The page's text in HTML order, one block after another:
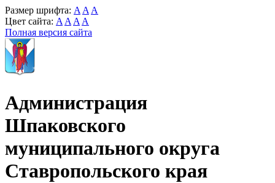
Размер шрифта: A A A
Цвет сайта: A A A A
Полная версия сайта
Администрация
Шпаковского
муниципального округа
Ставропольского края